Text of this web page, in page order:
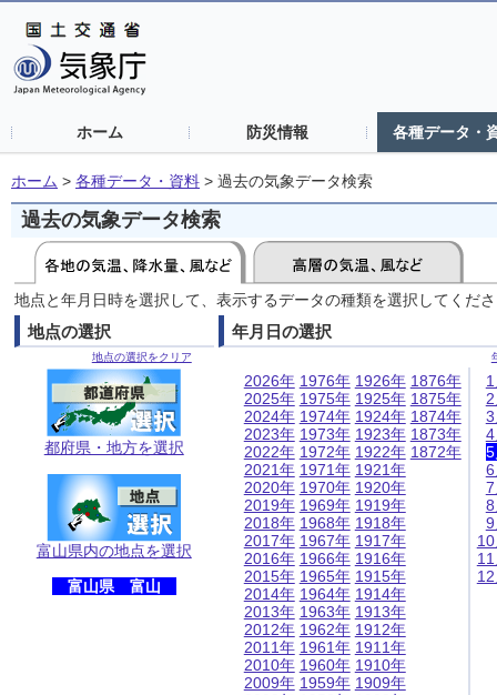
ホーム 防災情報 各種データ・
ホーム > 各種データ・資料 > 過去の気象データ検索
過去の気象データ検索
地点と年月日時を選択して、表示するデータの種類を選択してくだ
地点の選択
地点の選択をクリア
都府県・地方を選択
富山県内の地点を選択
富山県 富山
年月日の選択
2026年
2025年
2024年
2023年
2022年
2021年
2020年
2019年
2018年
2017年
2016年
2015年
2014年
2013年
2012年
2011年
2010年
2009年
1976年
1975年
1974年
1973年
1972年
1971年
1970年
1969年
1968年
1967年
1966年
1965年
1964年
1963年
1962年
1961年
1960年
1959年
1926年
1925年
1924年
1923年
1922年
1921年
1920年
1919年
1918年
1917年
1916年
1915年
1914年
1913年
1912年
1911年
1910年
1909年
1876年
1875年
1874年
1873年
1872年